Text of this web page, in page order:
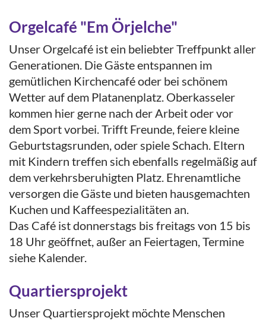
Orgelcafé "Em Örjelche"
Unser Orgelcafé ist ein beliebter Treffpunkt aller
Generationen. Die Gäste entspannen im
gemütlichen Kirchencafé oder bei schönem
Wetter auf dem Platanenplatz. Oberkasseler
kommen hier gerne nach der Arbeit oder vor
dem Sport vorbei. Trifft Freunde, feiere kleine
Geburtstagsrunden, oder spiele Schach. Eltern
mit Kindern treffen sich ebenfalls regelmäßig auf
dem verkehrsberuhigten Platz. Ehrenamtliche
versorgen die Gäste und bieten hausgemachten
Kuchen und Kaffeespezialitäten an.
Das Café ist donnerstags bis freitags von 15 bis
18 Uhr geöffnet, außer an Feiertagen, Termine
siehe Kalender.
Quartiersprojekt
Unser Quartiersprojekt möchte Menschen